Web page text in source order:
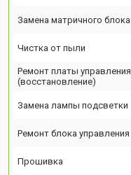
Замена матричного блока
Чистка от пыли
Ремонт платы управления
(восстановление)
Замена лампы подсветки
Ремонт блока управления
Прошивка